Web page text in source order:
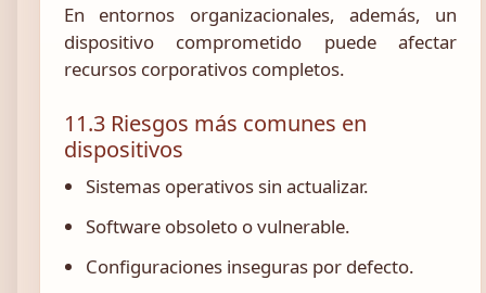
En entornos organizacionales, además, un
dispositivo comprometido puede afectar
recursos corporativos completos.
11.3 Riesgos más comunes en
dispositivos
Sistemas operativos sin actualizar.
Software obsoleto o vulnerable.
Configuraciones inseguras por defecto.